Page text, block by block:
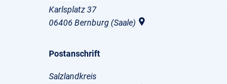
Karlsplatz 37
06406 Bernburg (Saale)
Postanschrift
Salzlandkreis